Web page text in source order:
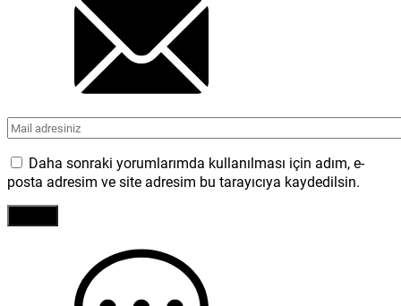
Daha sonraki yorumlarımda kullanılması için adım, e-
posta adresim ve site adresim bu tarayıcıya kaydedilsin.